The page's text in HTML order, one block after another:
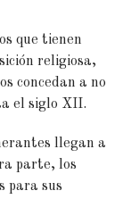
que tienen
religiosa,
concedan a no
el siglo XII.
llegan a
parte, los
para sus